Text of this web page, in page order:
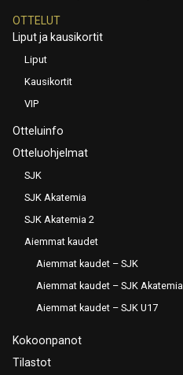
OTTELUT
Liput ja kausikortit
Liput
Kausikortit
VIP
Otteluinfo
Otteluohjelmat
SJK
SJK Akatemia
SJK Akatemia 2
Aiemmat kaudet
Aiemmat kaudet – SJK
Aiemmat kaudet – SJK Akatemia
Aiemmat kaudet – SJK U17
Kokoonpanot
Tilastot